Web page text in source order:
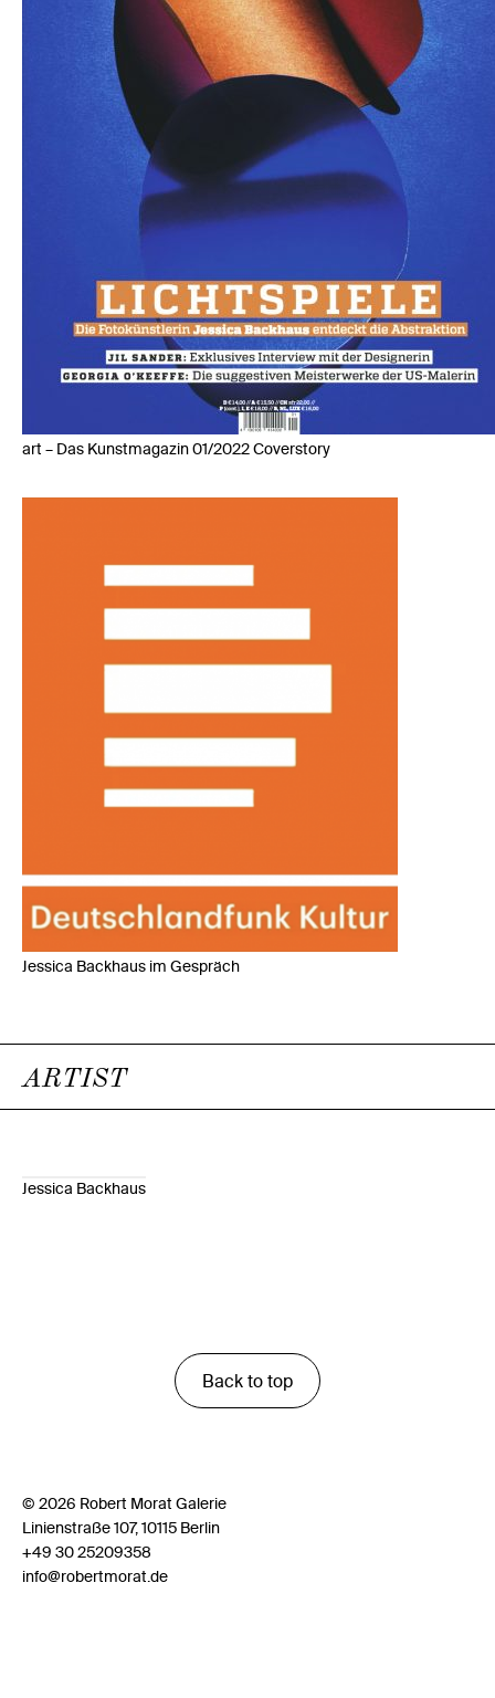
art – Das Kunstmagazin 01/2022 Coverstory
Jessica Backhaus im Gespräch
ARTIST
Jessica Backhaus
Back to top
© 2026 Robert Morat Galerie
Linienstraße 107, 10115 Berlin
+49 30 25209358
info@robertmorat.de